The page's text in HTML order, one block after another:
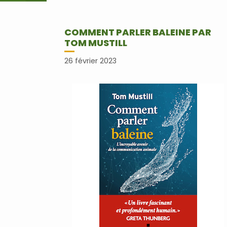
COMMENT PARLER BALEINE PAR
TOM MUSTILL
26 février 2023